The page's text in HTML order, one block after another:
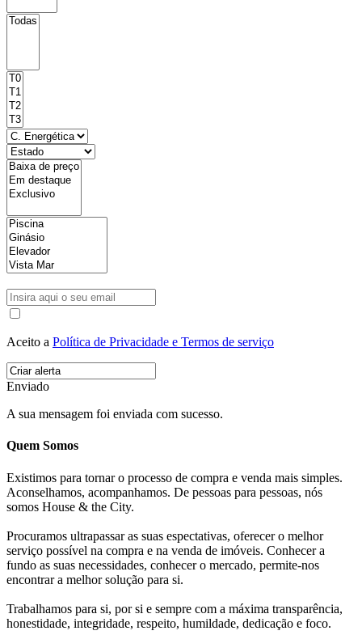
Aceito a Política de Privacidade e Termos de serviço
Enviado
A sua mensagem foi enviada com sucesso.
Quem Somos
Existimos para tornar o processo de compra e venda mais simples.
Aconselhamos, acompanhamos. De pessoas para pessoas, nós
somos House & the City.
Procuramos ultrapassar as suas espectativas, oferecer o melhor
serviço possível na compra e na venda de imóveis. Conhecer a
fundo as suas necessidades, conhecer o mercado, permite-nos
encontrar a melhor solução para si.
Trabalhamos para si, por si e sempre com a máxima transparência,
honestidade, integridade, respeito, humildade, dedicação e foco.